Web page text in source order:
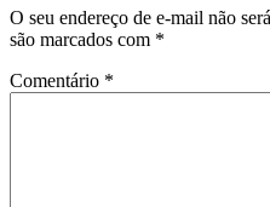
O seu endereço de e-mail não
são marcados com *
Comentário *